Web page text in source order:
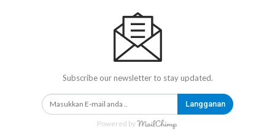
Subscribe our newsletter to stay updated.
Langganan
Powered by